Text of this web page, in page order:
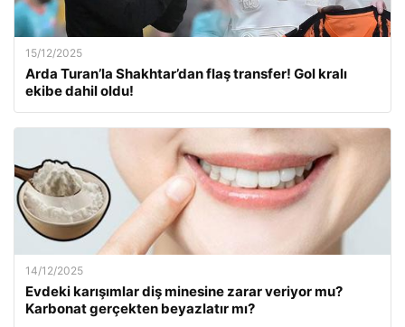
15/12/2025
Arda Turan’la Shakhtar’dan flaş transfer! Gol kralı
ekibe dahil oldu!
14/12/2025
Evdeki karışımlar diş minesine zarar veriyor mu?
Karbonat gerçekten beyazlatır mı?